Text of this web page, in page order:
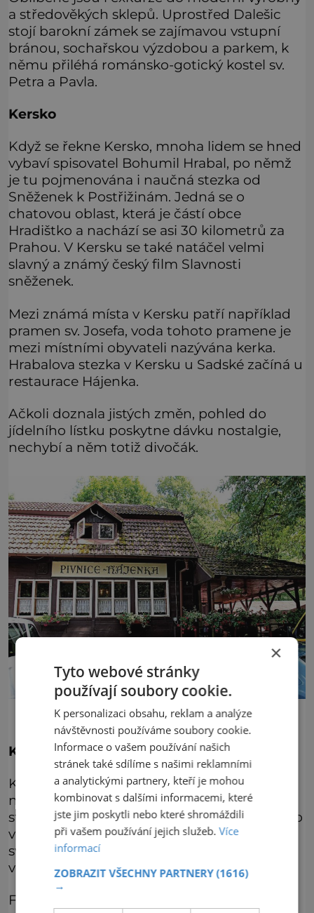
a středověkých sklepů. Uprostřed Dalešic
stojí barokní zámek se zajímavou vstupní
bránou, sochařskou výzdobou a parkem, k
němu přiléhá románsko-gotický kostel sv.
Petra a Pavla.
Kersko
Když se řekne Kersko, mnoha lidem se hned
vybaví spisovatel Bohumil Hrabal, po němž
je tu pojmenována i naučná stezka od
Sněženek k Postřižinám. Jedná se o
chatovou oblast, která je částí obce
Hradištko a nachází se asi 30 kilometrů za
Prahou. V Kersku se také natáčel velmi
slavný a známý český film Slavnosti
sněženek.
Mezi známá místa v Kersku patří například
pramen sv. Josefa, voda tohoto pramene je
mezi místními obyvateli nazývána kerka.
Hrabalova stezka v Kersku u Sadské začíná u
restaurace Hájenka.
Ačkoli doznala jistých změn, pohled do
jídelního lístku poskytne dávku nostalgie,
nechybí a něm totiž divočák.
Křečovice
Křečovice na Benešovsku je obec, kde se
natáčela skvělá komedie Vesničko má
středisková. Vše vypadá prakticky stejně jako
v roce 1985. Dominantou obce je kostel
svatého Lukáše, který se několikrát objevil i
ve filmu.
Filmoví fanoušci mají v paměti ale
×
Tyto webové stránky
používají soubory cookie.
K personalizaci obsahu, reklam a analýze
návštěvnosti používáme soubory cookie.
Informace o vašem používání našich
stránek také sdílíme s našimi reklamními
a analytickými partnery, kteří je mohou
kombinovat s dalšími informacemi, které
jste jim poskytli nebo které shromáždili
při vašem používání jejich služeb.Více
informací
ZOBRAZIT VŠECHNY PARTNERY(1616)
→